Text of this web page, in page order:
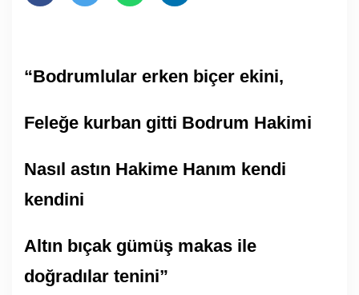
“Bodrumlular erken biçer ekini,
Feleğe kurban gitti Bodrum Hakimi
Nasıl astın Hakime Hanım kendi
kendini
Altın bıçak gümüş makas ile
doğradılar tenini”